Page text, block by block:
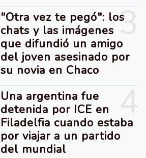
3
"Otra vez te pegó": los
chats y las imágenes
que difundió un amigo
del joven asesinado por
su novia en Chaco
Una argentina fue
detenida por ICE en
Filadelfia cuando estaba
por viajar a un partido
del mundial